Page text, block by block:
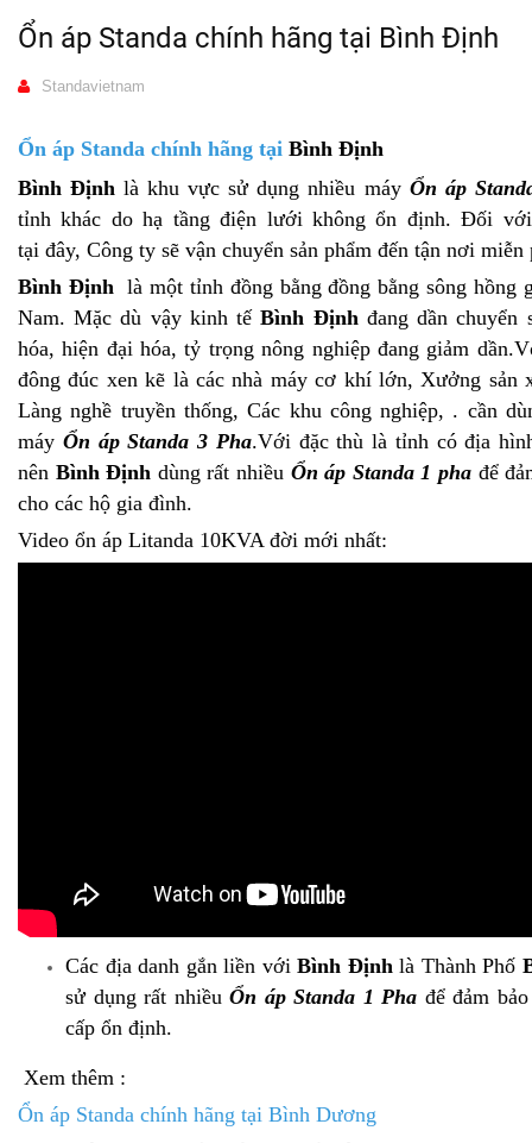
Ổn áp Standa chính hãng tại Bình Định
Standavietnam
Ổn áp Standa chính hãng tại Bình Định
Bình Định là khu vực sử dụng nhiều máy Ổn áp
tỉnh khác do hạ tầng điện lưới không ổn định. Đối với
tại đây, Công ty sẽ vận chuyển sản phẩm đến tận nơi
Bình Địnhlà một tỉnh đồng bằng đồng bằng sông hồng
Nam. Mặc dù vậy kinh tếBình Địnhđang dần chuyển
hóa, hiện đại hóa, tỷ trọng nông nghiệp đang giảm
đông đúc xen kẽ là các nhà máy cơ khí lớn, Xưởng sản
Làng nghề truyền thống, Các khu công nghiệp, . cần
máy Ổn áp Standa 3 Pha.Với đặc thù là tỉnh có địa
nên Bình Định dùng rất nhiều Ổn áp Standa 1 pha để
cho các hộ gia đình.
Video ổn áp Litanda 10KVA đời mới nhất:
Các địa danh gắn liền với Bình Địnhlà Thành Phố
sử dụng rất nhiều Ổn áp Standa 1 Pha để đảm
cấp ổn định.
Xem thêm :
Ổn áp Standa chính hãng tại Bình Dương